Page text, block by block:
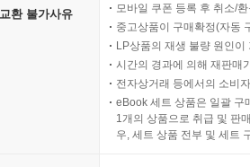
환 불가사유
모바일 쿠폰 등록 후 취소/
중고상품이 구매확정(자동
LP상품의 재생 불량 원인
시간의 경과에 의해 재판매
전자상거래 등에서의 소비
eBook 세트 상품은 일괄 구
1개의 상품으로 취급 및 판
우, 세트 상품 전부 및 세트